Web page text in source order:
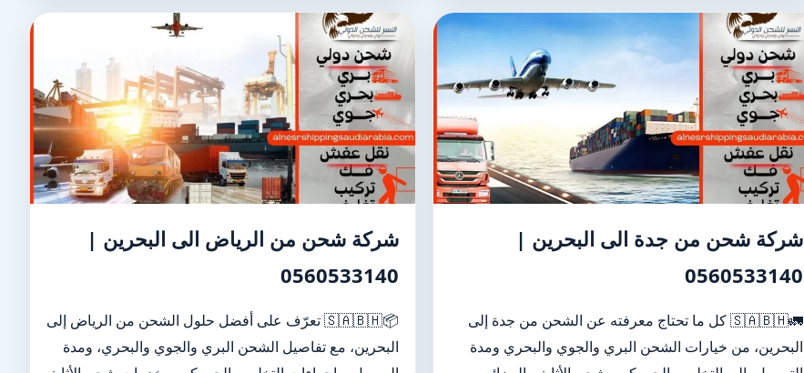
شركة شحن من جدة الى البحرين |
0560533140
🚛🇸🇦🇧🇭 كل ما تحتاج معرفته عن الشحن من جدة إلى
البحرين، من خيارات الشحن البري والجوي والبحري ومدة
شركة شحن من الرياض الى البحرين |
0560533140
📦🇸🇦🇧🇭 تعرّف على أفضل حلول الشحن من الرياض إلى
البحرين، مع تفاصيل الشحن البري والجوي والبحري، ومدة